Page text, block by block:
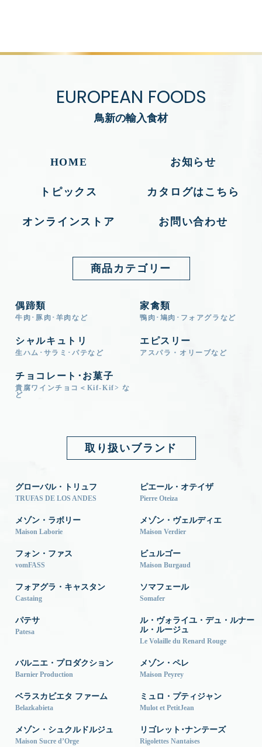
EUROPEAN FOODS
鳥新の輸入食材
HOME お知らせ
トピックス カタログはこちら
オンラインストア お問い合わせ
商品カテゴリー
偶蹄類
牛肉･豚肉･羊肉など
家禽類
鴨肉･鳩肉･フォアグラなど
シャルキュトリ
生ハム･サラミ･パテなど
エピスリー
アスパラ・オリーブなど
チョコレート･お菓子
貴腐ワインチョコ＜Kif-Kif> な
ど
取り扱いブランド
グローバル・トリュフ
TRUFAS DE LOS ANDES
ピエール・オテイザ
Pierre Oteiza
メゾン・ラボリー
Maison Laborie
メゾン・ヴェルディエ
Maison Verdier
フォン・ファス
vomFASS
ビュルゴー
Maison Burgaud
フォアグラ・キャスタン
Castaing
ソマフェール
Somafer
パテサ
Patesa
ル・ヴォライユ・デュ・ルナー
ル・ルージュ
Le Volaille du Renard Rouge
バルニエ・プロダクション
Barnier Production
メゾン・ペレ
Maison Peyrey
ベラスカビエタ ファーム
Belazkabieta
ミュロ・プティジャン
Mulot et PetitJean
メゾン・シュクルドルジュ
Maison Sucre d’Orge
リゴレット･ナンテーズ
Rigolettes Nantaises